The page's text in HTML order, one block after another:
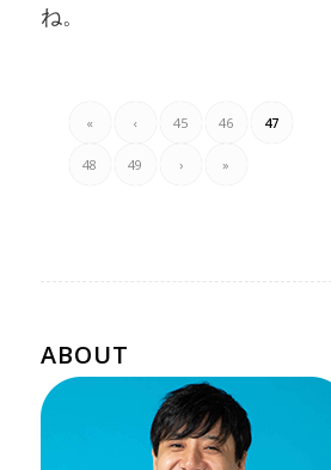
ね。
« ‹ 45 46 47
48 49 › »
ABOUT